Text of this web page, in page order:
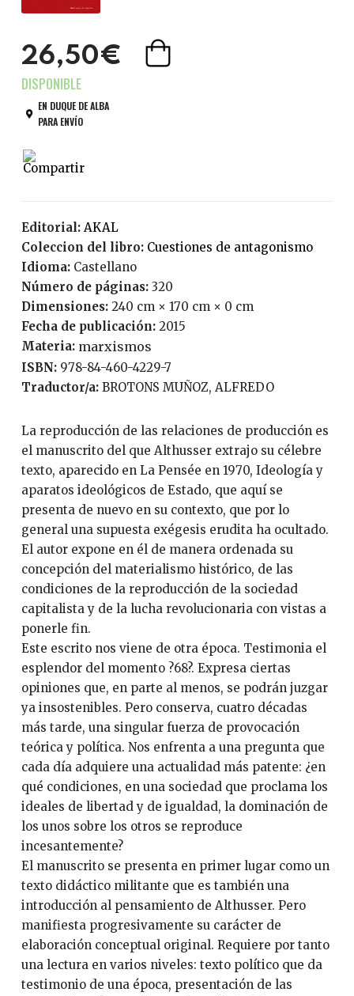
26,50€
EN DUQUE DE ALBA
PARA ENVÍO
Editorial:
AKAL
Coleccion del libro:
Cuestiones de antagonismo
Idioma:
Castellano
Número de páginas:
320
Dimensiones: 240 cm × 170 cm × 0 cm
Fecha de publicación:
2015
Materia: marxismos
ISBN:
978-84-460-4229-7
Traductor/a:
BROTONS MUÑOZ, ALFREDO
La reproducción de las relaciones de producción es
el manuscrito del que Althusser extrajo su célebre
texto, aparecido en La Pensée en 1970, Ideología y
aparatos ideológicos de Estado, que aquí se
presenta de nuevo en su contexto, que por lo
general una supuesta exégesis erudita ha ocultado.
El autor expone en él de manera ordenada su
concepción del materialismo histórico, de las
condiciones de la reproducción de la sociedad
capitalista y de la lucha revolucionaria con vistas a
ponerle fin.
Este escrito nos viene de otra época. Testimonia el
esplendor del momento ?68?. Expresa ciertas
opiniones que, en parte al menos, se podrán juzgar
ya insostenibles. Pero conserva, cuatro décadas
más tarde, una singular fuerza de provocación
teórica y política. Nos enfrenta a una pregunta que
cada día adquiere una actualidad más patente: ¿en
qué condiciones, en una sociedad que proclama los
ideales de libertad y de igualdad, la dominación de
los unos sobre los otros se reproduce
incesantemente?
El manuscrito se presenta en primer lugar como un
texto didáctico militante que es también una
introducción al pensamiento de Althusser. Pero
manifiesta progresivamente su carácter de
elaboración conceptual original. Requiere por tanto
una lectura en varios niveles: texto político que da
testimonio de una época, presentación de las